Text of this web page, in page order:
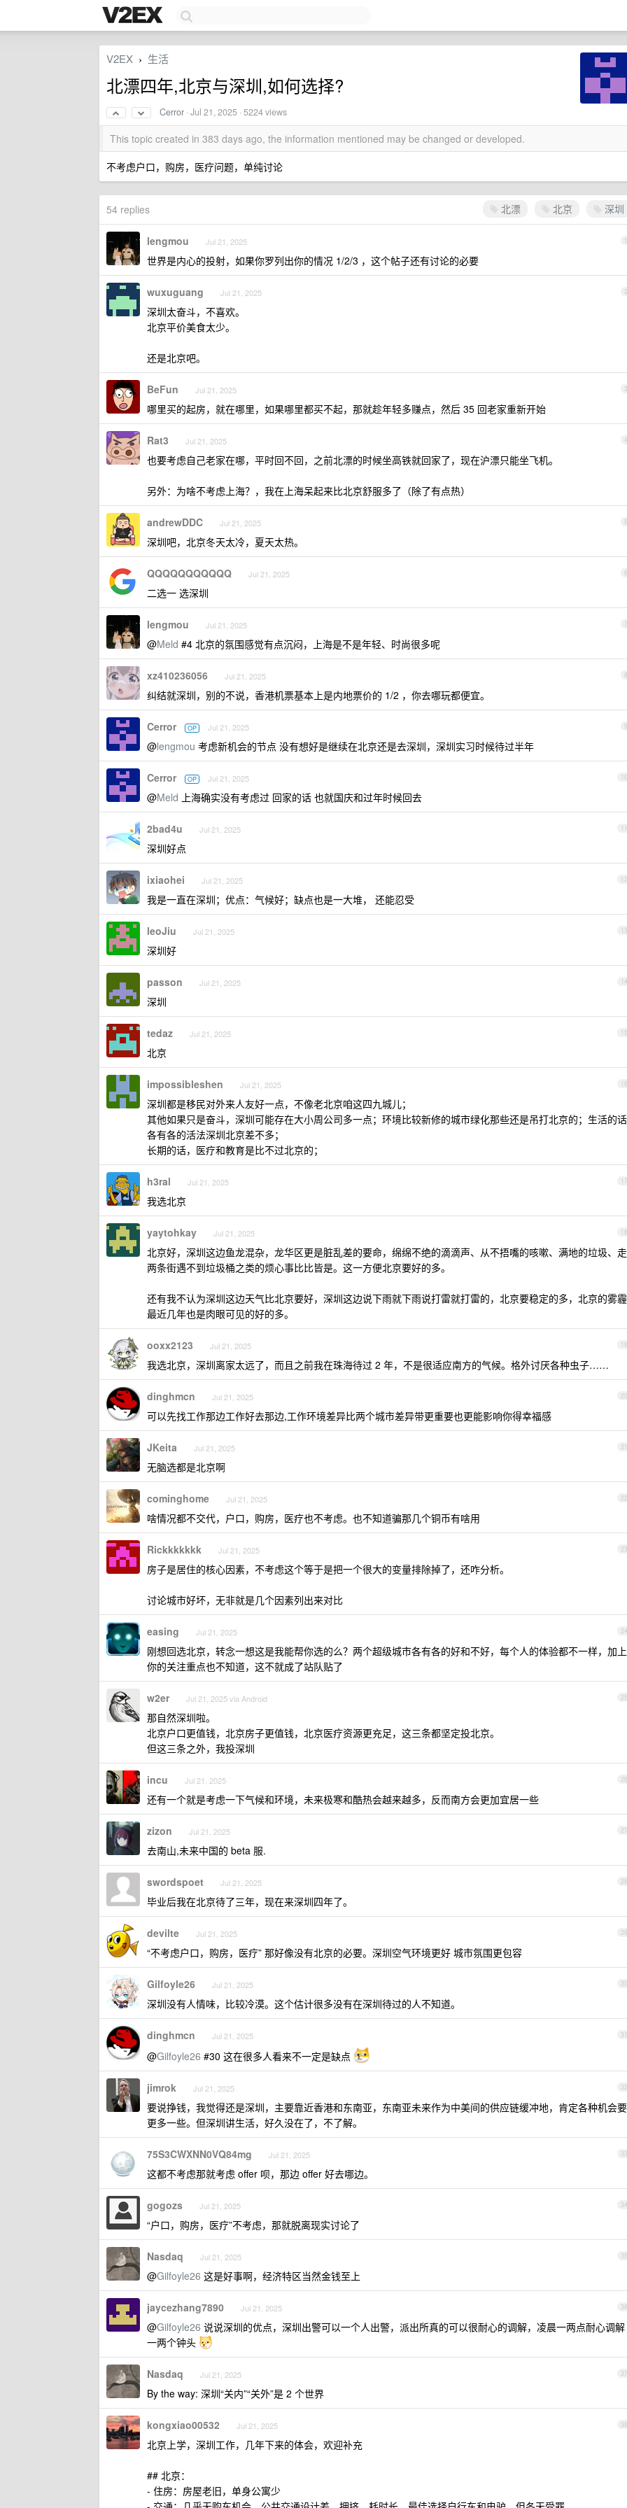
V2EX › 生活
北漂四年,北京与深圳,如何选择?
Cerror ·Jul 21, 2025 · 5224 views
This topic created in 383 days ago, the information mentioned may be changed or developed.
不考虑户口，购房，医疗问题，单纯讨论
北漂 北京 深圳
54 replies
1
lengmou Jul 21, 2025
世界是内心的投射，如果你罗列出你的情况 1/2/3 ，这个帖子还有讨论的必要
2
wuxuguang Jul 21, 2025
深圳太奋斗，不喜欢。
北京平价美食太少。
还是北京吧。
3
BeFun Jul 21, 2025
哪里买的起房，就在哪里，如果哪里都买不起，那就趁年轻多赚点，然后 35 回老家重新开始
4
Rat3 Jul 21, 2025
也要考虑自己老家在哪，平时回不回，之前北漂的时候坐高铁就回家了，现在沪漂只能坐飞机。
另外：为啥不考虑上海？，我在上海呆起来比北京舒服多了（除了有点热）
5
andrewDDC Jul 21, 2025
深圳吧，北京冬天太冷，夏天太热。
6
QQQQQQQQQQQ Jul 21, 2025
二选一 选深圳
7
lengmou Jul 21, 2025
@Meld #4 北京的氛围感觉有点沉闷，上海是不是年轻、时尚很多呢
8
xz410236056 Jul 21, 2025
纠结就深圳，别的不说，香港机票基本上是内地票价的 1/2 ，你去哪玩都便宜。
9
Cerror OP Jul 21, 2025
@lengmou 考虑新机会的节点 没有想好是继续在北京还是去深圳，深圳实习时候待过半年
10
Cerror OP Jul 21, 2025
@Meld 上海确实没有考虑过 回家的话 也就国庆和过年时候回去
11
2bad4u Jul 21, 2025
深圳好点
12
ixiaohei Jul 21, 2025
我是一直在深圳；优点：气候好；缺点也是一大堆， 还能忍受
13
leoJiu Jul 21, 2025
深圳好
14
passon Jul 21, 2025
深圳
15
tedaz Jul 21, 2025
北京
16
impossibleshen Jul 21, 2025
深圳都是移民对外来人友好一点，不像老北京咱这四九城儿；
其他如果只是奋斗，深圳可能存在大小周公司多一点；环境比较新修的城市绿化那些还是吊打北京的；生活的话
各有各的活法深圳北京差不多；
长期的话，医疗和教育是比不过北京的；
17
h3ral Jul 21, 2025
我选北京
18
yaytohkay Jul 21, 2025
北京好，深圳这边鱼龙混杂，龙华区更是脏乱差的要命，绵绵不绝的滴滴声、从不捂嘴的咳嗽、满地的垃圾、走
两条街遇不到垃圾桶之类的烦心事比比皆是。这一方便北京要好的多。
还有我不认为深圳这边天气比北京要好，深圳这边说下雨就下雨说打雷就打雷的，北京要稳定的多，北京的雾霾
最近几年也是肉眼可见的好的多。
19
ooxx2123 Jul 21, 2025
我选北京，深圳离家太远了，而且之前我在珠海待过 2 年，不是很适应南方的气候。格外讨厌各种虫子……
20
dinghmcn Jul 21, 2025
可以先找工作那边工作好去那边,工作环境差异比两个城市差异带更重要也更能影响你得幸福感
21
JKeita Jul 21, 2025
无脑选都是北京啊
22
cominghome Jul 21, 2025
啥情况都不交代，户口，购房，医疗也不考虑。也不知道骗那几个铜币有啥用
23
Rickkkkkkk Jul 21, 2025
房子是居住的核心因素，不考虑这个等于是把一个很大的变量排除掉了，还咋分析。
讨论城市好坏，无非就是几个因素列出来对比
24
easing Jul 21, 2025
刚想回选北京，转念一想这是我能帮你选的么？两个超级城市各有各的好和不好，每个人的体验都不一样，加上
你的关注重点也不知道，这不就成了站队贴了
25
w2er Jul 21, 2025 via Android
那自然深圳啦。
北京户口更值钱，北京房子更值钱，北京医疗资源更充足，这三条都坚定投北京。
但这三条之外，我投深圳
26
incu Jul 21, 2025
还有一个就是考虑一下气候和环境，未来极寒和酷热会越来越多，反而南方会更加宜居一些
27
zizon Jul 21, 2025
去南山,未来中国的 beta 服.
28
swordspoet Jul 21, 2025
毕业后我在北京待了三年，现在来深圳四年了。
29
devilte Jul 21, 2025
“不考虑户口，购房，医疗” 那好像没有北京的必要。深圳空气环境更好 城市氛围更包容
30
Gilfoyle26 Jul 21, 2025
深圳没有人情味，比较冷漠。这个估计很多没有在深圳待过的人不知道。
31
dinghmcn Jul 21, 2025
@Gilfoyle26 #30 这在很多人看来不一定是缺点
32
jimrok Jul 21, 2025
要说挣钱，我觉得还是深圳，主要靠近香港和东南亚，东南亚未来作为中美间的供应链缓冲地，肯定各种机会要
更多一些。但深圳讲生活，好久没在了，不了解。
33
75S3CWXNN0VQ84mg Jul 21, 2025
这都不考虑那就考虑 offer 呗，那边 offer 好去哪边。
34
gogozs Jul 21, 2025
“户口，购房，医疗”不考虑，那就脱离现实讨论了
35
Nasdaq Jul 21, 2025
@Gilfoyle26 这是好事啊，经济特区当然金钱至上
36
jaycezhang7890 Jul 21, 2025
@Gilfoyle26 说说深圳的优点，深圳出警可以一个人出警，派出所真的可以很耐心的调解，凌晨一两点耐心调解
一两个钟头
37
Nasdaq Jul 21, 2025
By the way: 深圳“关内”“关外”是 2 个世界
38
kongxiao00532 Jul 21, 2025
北京上学，深圳工作，几年下来的体会，欢迎补充
## 北京：
- 住房：房屋老旧，单身公寓少